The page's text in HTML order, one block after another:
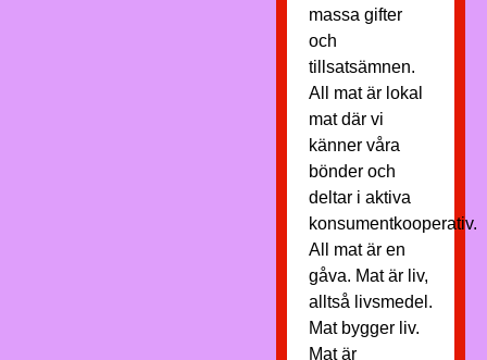
massa gifter
och
tillsatsämnen.
All mat är lokal
mat där vi
känner våra
bönder och
deltar i aktiva
konsumentkooperativ.
All mat är en
gåva. Mat är liv,
alltså livsmedel.
Mat bygger liv.
Mat är